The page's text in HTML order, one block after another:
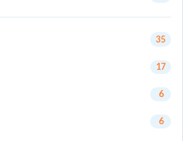
35
17
6
6